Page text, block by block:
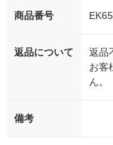
商品番号
返品について
返品
お客
ん。
備考